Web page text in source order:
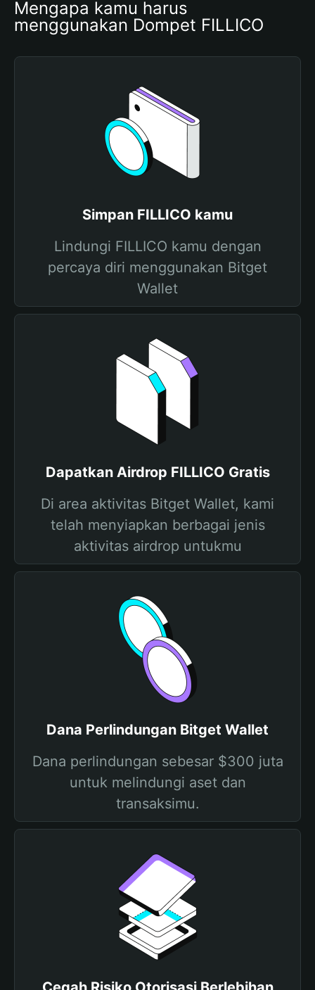
Mengapa kamu harus
menggunakan Dompet FILLICO
Simpan FILLICO kamu
Lindungi FILLICO kamu dengan
percaya diri menggunakan Bitget
Wallet
Dapatkan Airdrop FILLICO Gratis
Di area aktivitas Bitget Wallet, kami
telah menyiapkan berbagai jenis
aktivitas airdrop untukmu
Dana Perlindungan Bitget Wallet
Dana perlindungan sebesar $300 juta
untuk melindungi aset dan
transaksimu.